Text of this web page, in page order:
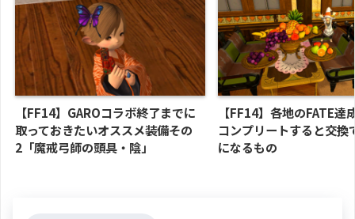
【FF14】GAROコラボ終了までに
取っておきたいオススメ装備その
2「魔戒弓師の頭具・陰」
【FF14】各地のFATE達
コンプリートすると交換
になるもの